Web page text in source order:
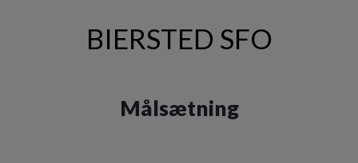
BIERSTED SFO
Målsætning